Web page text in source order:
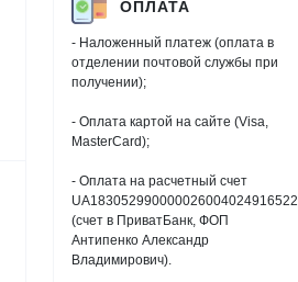
ОПЛАТА
- Наложенный платеж (оплата в
отделении почтовой службы при
получении);
- Оплата картой на сайте (Visa,
MasterCard);
- Оплата на расчетный счет
UA183052990000026004024916522
(счет в ПриватБанк, ФОП
Антипенко Александр
Владимирович).